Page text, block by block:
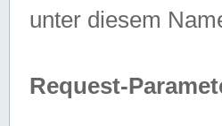
unter diesem
Request-